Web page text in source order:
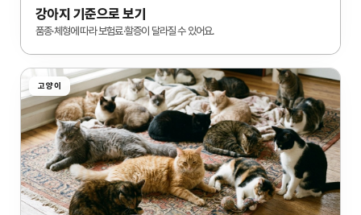
강아지 기준으로 보기
품종·체형에 따라 보험료·할증이 달라질 수 있어요.
고양이